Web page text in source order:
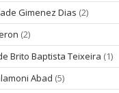
Gimenez Dias (2)
(2)
Brito Baptista Teixeira (1)
Abad (5)